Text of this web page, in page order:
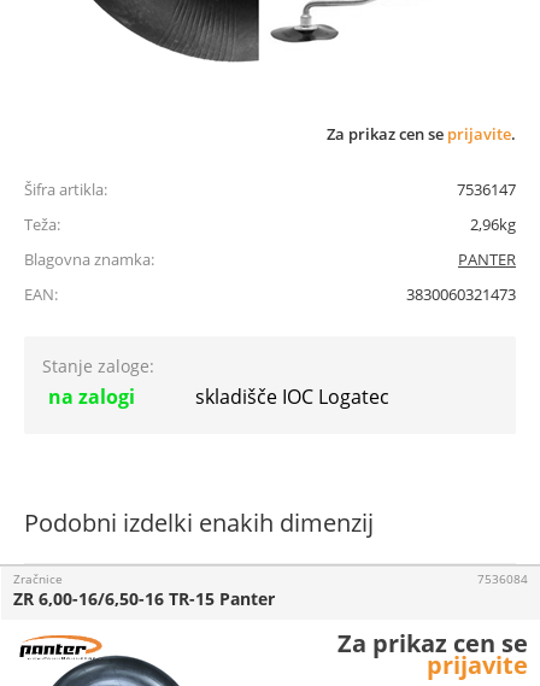
Za prikaz cen se prijavite.
Šifra artikla:
7536147
Teža:
2,96kg
Blagovna znamka:
PANTER
EAN:
3830060321473
Stanje zaloge:
na zalogi skladišče IOC Logatec
Podobni izdelki enakih dimenzij
Zračnice
ZR 6,00-16/6,50-16 TR-15 Panter
7536084
Za prikaz cen se
prijavite